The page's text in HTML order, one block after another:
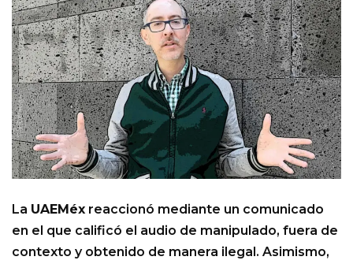
La UAEMéx reaccionó mediante un comunicado
en el que calificó el audio de manipulado, fuera de
contexto y obtenido de manera ilegal. Asimismo,